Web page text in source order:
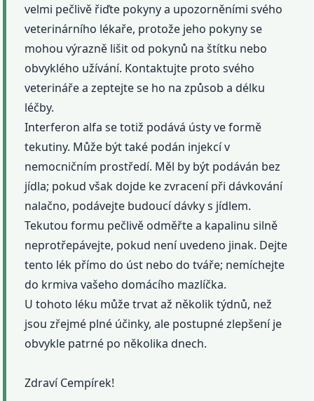
velmi pečlivě řiďte pokyny a upozorněními svého
veterinárního lékaře, protože jeho pokyny se
mohou výrazně lišit od pokynů na štítku nebo
obvyklého užívání. Kontaktujte proto svého
veterináře a zeptejte se ho na způsob a délku
léčby.
Interferon alfa se totiž podává ústy ve formě
tekutiny. Může být také podán injekcí v
nemocničním prostředí. Měl by být podáván bez
jídla; pokud však dojde ke zvracení při dávkování
nalačno, podávejte budoucí dávky s jídlem.
Tekutou formu pečlivě odměřte a kapalinu silně
neprotřepávejte, pokud není uvedeno jinak. Dejte
tento lék přímo do úst nebo do tváře; nemíchejte
do krmiva vašeho domácího mazlíčka.
U tohoto léku může trvat až několik týdnů, než
jsou zřejmé plné účinky, ale postupné zlepšení je
obvykle patrné po několika dnech.
Zdraví Cempírek!